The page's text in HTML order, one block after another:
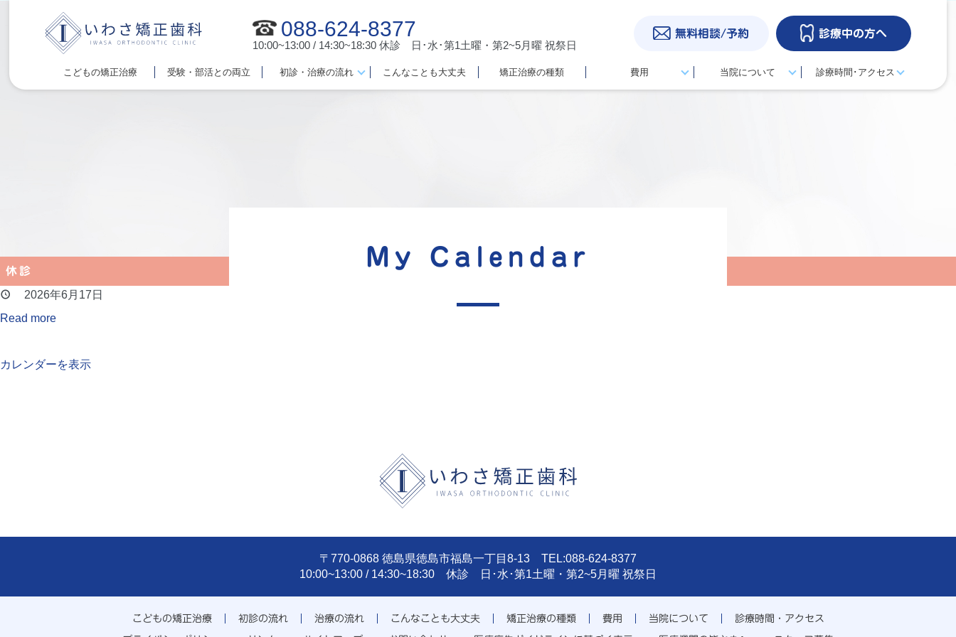
088-624-8377
10:00~13:00 / 14:30~18:30 休診 日･水･第1土曜・第2~5月曜 祝祭日
無料相談/予約 診療中の方へ
こどもの矯正治療 受験・部活との両立 初診・治療の流れ こんなことも大丈夫 矯正治療の種類 費用 当院について 診療時間･アクセス
My Calendar
休診
2026年6月17日
Read more
カレンダーを表示
〒770-0868 徳島県徳島市福島一丁目8-13 TEL:088-624-8377
10:00~13:00 / 14:30~18:30 休診 日･水･第1土曜・第2~5月曜 祝祭日
こどもの矯正治療 初診の流れ 治療の流れ こんなことも大丈夫 矯正治療の種類 費用 当院について 診療時間・アクセス